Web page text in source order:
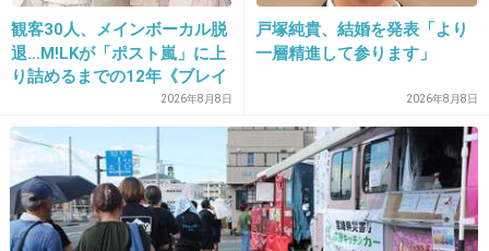
18. 匿名 2015/06/27(土) 10:14:32
薬師丸ひろ子と満島ひかりの歌声が楽しみだ。
内容は惹かれないけど、はらちゃんっぽいメン
バーだから番組を心待ちにしています。
先日、ドラマの撮影で松ケンが近所に来たので
ますます楽しみになった。
観客30人、メインボーカル脱
退…M!LKが「ポスト嵐」に上
り詰めるまでの12年《ブレイ
2026年8月8日
戸塚純貴、結婚を発表「より
一層精進して参ります」
2026年8月8日